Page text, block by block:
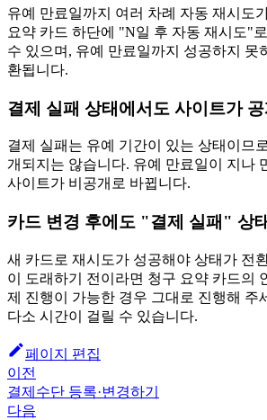
유예 만료일까지 여러 차례 자동 재시도
요약 카드 하단에 "N일 후 자동 재시도"
수 있으며, 유예 만료일까지 성공하지 못
환됩니다.
결제 실패 상태에서도 사이트가
결제 실패는 유예 기간이 있는 상태이므
개되지는 않습니다. 유예 만료일이 지나
사이트가 비공개로 바뀝니다.
카드 변경 후에도 "결제 실패" 상
새 카드로 재시도가 성공해야 상태가 전
이 도래하기 전이라면 청구 요약 카드의
제 진행이 가능한 경우 그대로 진행해 주
다소 시간이 걸릴 수 있습니다.
페이지 편집
이전
결제수단 등록·변경하기
다음